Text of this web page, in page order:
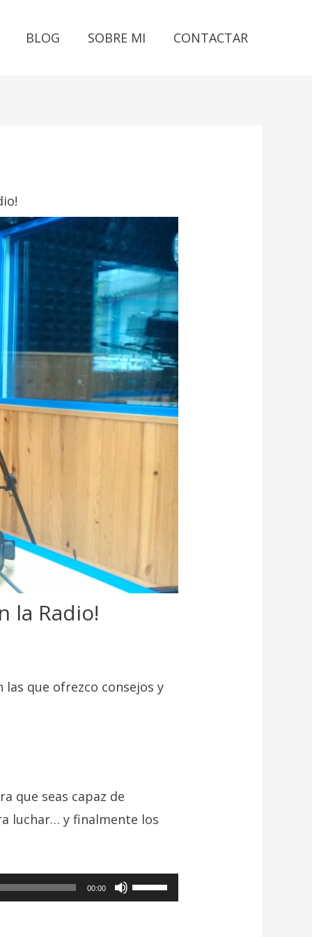
BLOG SOBRE MI CONTACTAR
la Radio!
que ofrezco consejos y
que seas capaz de
luchar… y finalmente los
00:00
Utiliza